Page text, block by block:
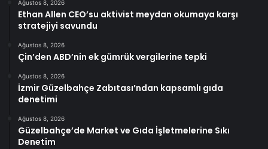
Ağustos 8, 2026
Ethan Allen CEO’su aktivist meydan okumaya karşı
stratejiyi savundu
Ağustos 8, 2026
Çin’den ABD’nin ek gümrük vergilerine tepki
Ağustos 8, 2026
İzmir Güzelbahçe Zabıtası’ndan kapsamlı gıda
denetimi
Ağustos 8, 2026
Güzelbahçe’de Market ve Gıda İşletmelerine Sıkı
Denetim